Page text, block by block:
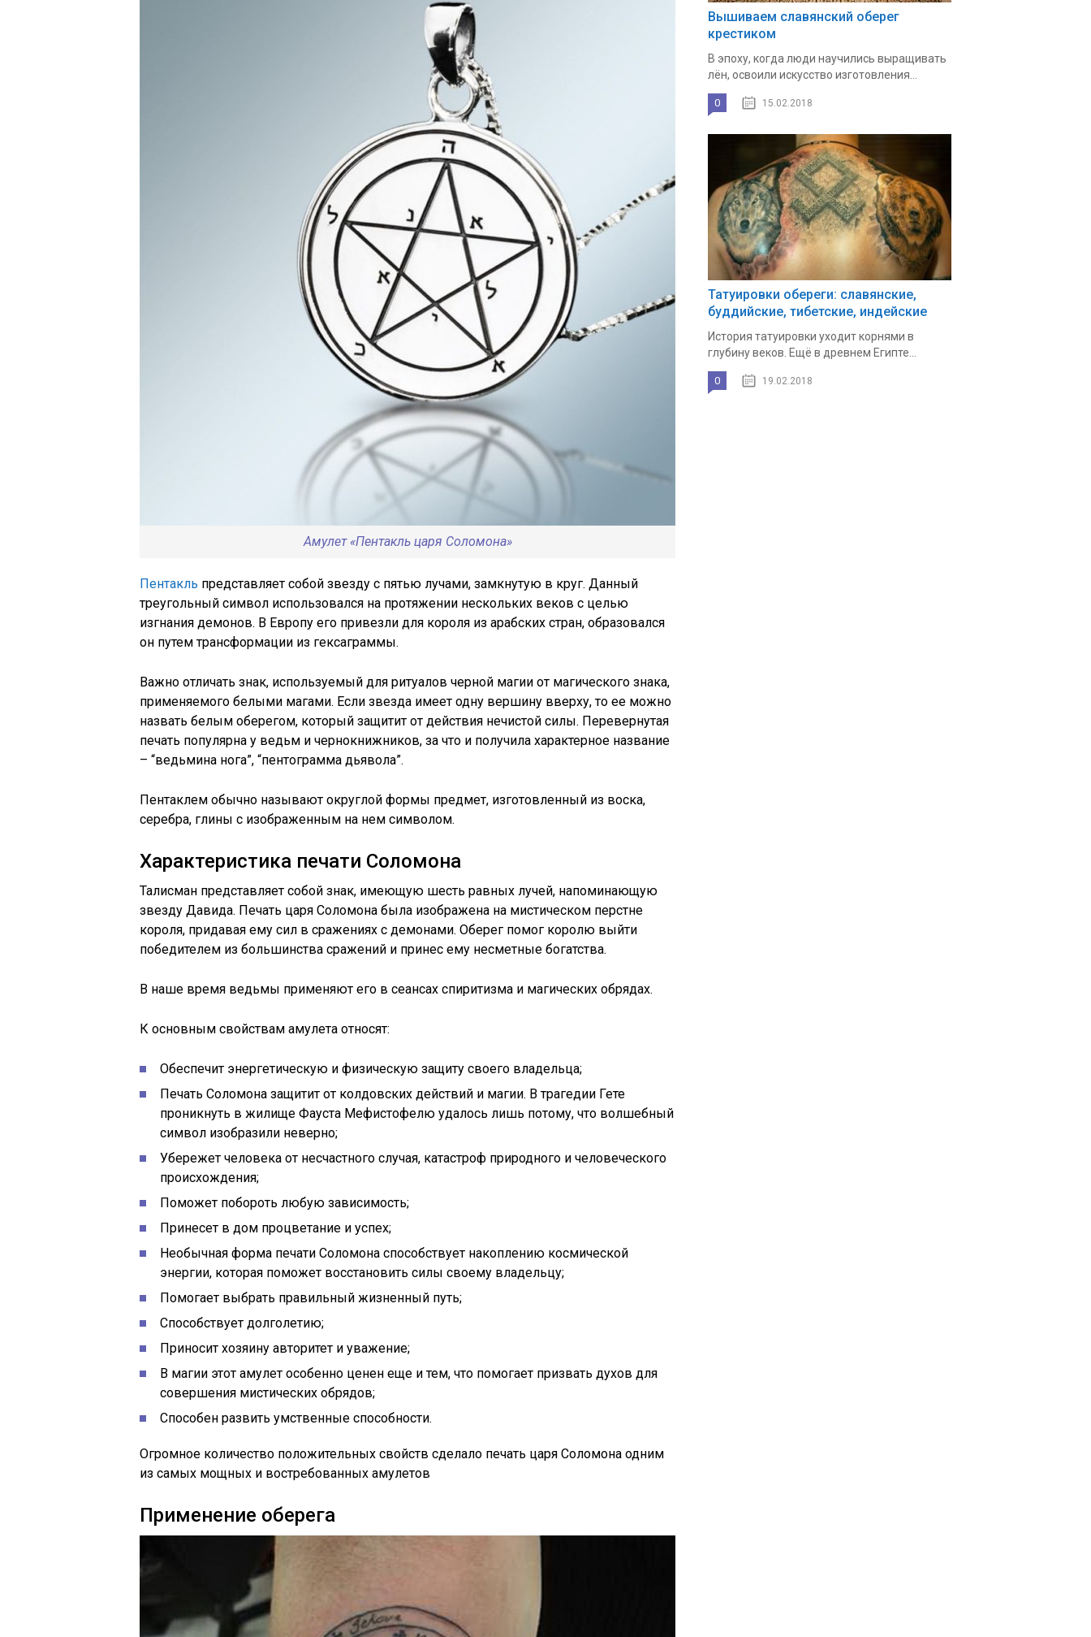
Амулет «Пентакль царя Соломона»
Пентакль представляет собой звезду с пятью лучами, замкнутую в круг. Данный
треугольный символ использовался на протяжении нескольких веков с целью
изгнания демонов. В Европу его привезли для короля из арабских стран, образовался
он путем трансформации из гексаграммы.
Важно отличать знак, используемый для ритуалов черной магии от магического знака,
применяемого белыми магами. Если звезда имеет одну вершину вверху, то ее можно
назвать белым оберегом, который защитит от действия нечистой силы. Перевернутая
печать популярна у ведьм и чернокнижников, за что и получила характерное название
– “ведьмина нога”, “пентограмма дьявола”.
Пентаклем обычно называют округлой формы предмет, изготовленный из воска,
серебра, глины с изображенным на нем символом.
Характеристика печати Соломона
Талисман представляет собой знак, имеющую шесть равных лучей, напоминающую
звезду Давида. Печать царя Соломона была изображена на мистическом перстне
короля, придавая ему сил в сражениях с демонами. Оберег помог королю выйти
победителем из большинства сражений и принес ему несметные богатства.
В наше время ведьмы применяют его в сеансах спиритизма и магических обрядах.
К основным свойствам амулета относят:
Обеспечит энергетическую и физическую защиту своего владельца;
Печать Соломона защитит от колдовских действий и магии. В трагедии Гете
проникнуть в жилище Фауста Мефистофелю удалось лишь потому, что волшебный
символ изобразили неверно;
Убережет человека от несчастного случая, катастроф природного и человеческого
происхождения;
Поможет побороть любую зависимость;
Принесет в дом процветание и успех;
Необычная форма печати Соломона способствует накоплению космической
энергии, которая поможет восстановить силы своему владельцу;
Помогает выбрать правильный жизненный путь;
Способствует долголетию;
Приносит хозяину авторитет и уважение;
В магии этот амулет особенно ценен еще и тем, что помогает призвать духов для
совершения мистических обрядов;
Способен развить умственные способности.
Огромное количество положительных свойств сделало печать царя Соломона одним
из самых мощных и востребованных амулетов
Применение оберега
Вышиваем славянский оберег
крестиком
В эпоху, когда люди научились выращивать
лён, освоили искусство изготовления...
0 15.02.2018
Татуировки обереги: славянские,
буддийские, тибетские, индейские
История татуировки уходит корнями в
глубину веков. Ещё в древнем Египте...
0 19.02.2018